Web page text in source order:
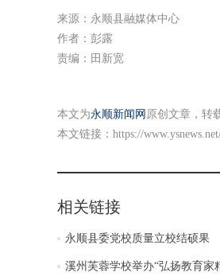
来源：永顺县融媒体中心
作者：彭露
责编：田新宽
本文为永顺新闻网 原创文章，转
本文链接： https://
相关链接
永顺县委党校质量立校结硕果
溪州芙蓉学校举办“弘扬教育家